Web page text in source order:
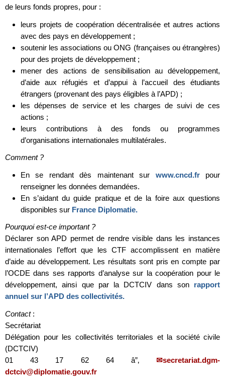
de leurs fonds propres, pour :
leurs projets de coopération décentralisée et autres actions
avec des pays en développement ;
soutenir les associations ou ONG (françaises ou étrangères)
pour des projets de développement ;
mener des actions de sensibilisation au développement,
d’aide aux réfugiés et d’appui à l’accueil des étudiants
étrangers (provenant des pays éligibles à l’APD) ;
les dépenses de service et les charges de suivi de ces
actions ;
leurs contributions à des fonds ou programmes
d’organisations internationales multilatérales.
Comment ?
En se rendant dès maintenant sur www.cncd.frpour
renseigner les données demandées.
En s’aidant du guide pratique et de la foire aux questions
disponibles sur France Diplomatie.
Pourquoi est-ce important ?
Déclarer son APD permet de rendre visible dans les instances
internationales l’effort que les CTF accomplissent en matière
d’aide au développement. Les résultats sont pris en compte par
l’OCDE dans ses rapports d’analyse sur la coopération pour le
développement, ainsi que par la DCTCIV dans son rapport
annuel sur l’APD des collectivités.
Contact:
Secrétariat
Délégation pour les collectivités territoriales et la société civile
(DCTCIV)
01 43 17 62 64 â”‚
secretariat.dgm-
dctciv@diplomatie.gouv.fr